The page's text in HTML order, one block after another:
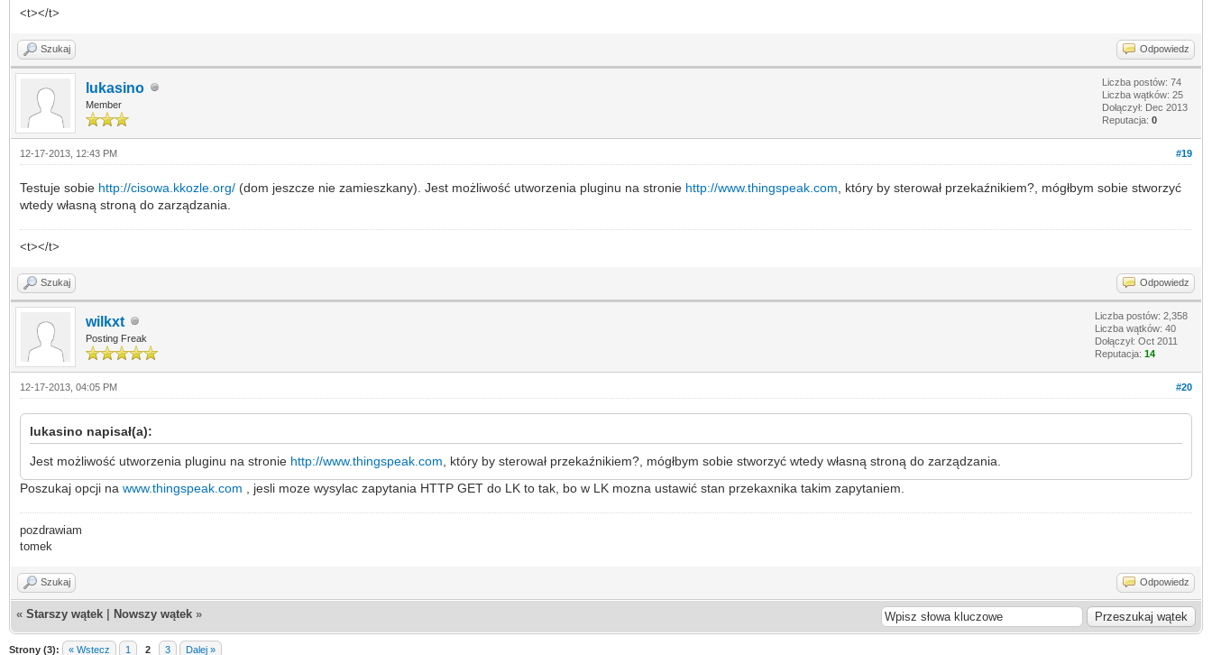
<t></t>
Szukaj Odpowiedz
lukasino
Member
Liczba postów: 74
Liczba wątków: 25
Dołączył: Dec 2013
Reputacja: 0
#19
12-17-2013, 12:43 PM
Testuje sobie http://cisowa.kkozle.org/ (dom jeszcze nie zamieszkany). Jest możliwość utworzenia pluginu na stronie http://www.thingspeak.com , który by sterował przekaźnikiem?, mógłbym sobie stworzyć
wtedy własną stroną do zarządzania.
<t></t>
Szukaj Odpowiedz
wilkxt
Posting Freak
Liczba postów: 2,358
Liczba wątków: 40
Dołączył: Oct 2011
Reputacja: 14
#20
12-17-2013, 04:05 PM
lukasino napisał(a):
Jest możliwość utworzenia pluginu na stronie http://www.thingspeak.com , który by sterował przekaźnikiem?, mógłbym sobie stworzyć wtedy własną stroną do zarządzania.
Poszukaj opcji na www.thingspeak.com , jesli moze wysylac zapytania HTTP GET do LK to tak, bo w LK mozna ustawić stan przekaxnika takim zapytaniem.
pozdrawiam
tomek
Szukaj Odpowiedz
« Starszy wątek Nowszy wątek »
Strony (3): « Wstecz 1 2 3 Dalej »